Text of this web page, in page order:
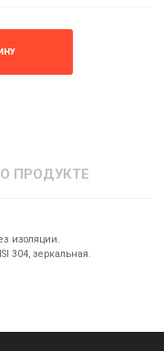
ПРОДУКТЕ
изоляции.
304, зеркальная.